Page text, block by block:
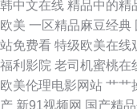
AV 午夜尤物福利 91九色
剧场 午夜探花 伊人AⅤ大
月激情网 日本不卡1234
韩中文在线 精品中的精
欧美 一区精品麻豆经典
站免费看 特级欧美在线
福利影院 老司机蜜桃在
欧美伦理电影网站 艹艹
产 新91视频网 国产精